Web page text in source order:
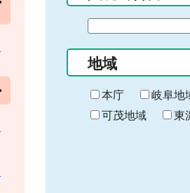
の
始
ま
り
地域
本庁 岐阜地
可茂地域
東